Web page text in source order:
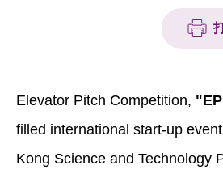
Elevator Pitch Competition,
filled international start-up
Kong Science and Technology